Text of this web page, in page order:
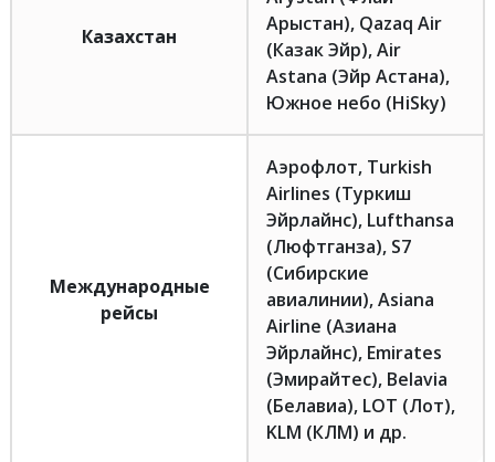
Казахстан
Арыстан), Qazaq Air
(Казак Эйр), Air
Astana (Эйр Астана),
Южное небо (HiSky)
Международные
рейсы
Аэрофлот, Turkish
Airlines (Туркиш
Эйрлайнс), Lufthansa
(Люфтганза), S7
(Сибирские
авиалинии), Asiana
Airline (Азиана
Эйрлайнс), Emirates
(Эмирайтес), Belavia
(Белавиа), LOT (Лот),
KLM (КЛМ) и др.